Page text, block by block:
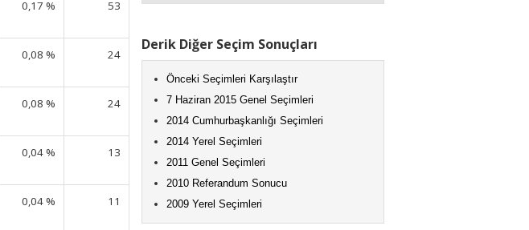
0,17 % 53
0,08 % 24
0,08 % 24
0,04 % 13
0,04 % 11
Derik Diğer Seçim Sonuçları
Önceki Seçimleri Karşılaştır
7 Haziran 2015 Genel Seçimleri
2014 Cumhurbaşkanlığı Seçimleri
2014 Yerel Seçimleri
2011 Genel Seçimleri
2010 Referandum Sonucu
2009 Yerel Seçimleri